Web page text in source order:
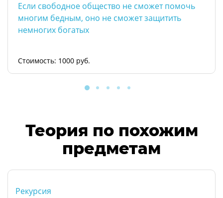
Если свободное общество не сможет помочь
многим бедным, оно не сможет защитить
немногих богатых
Стоимость: 1000 руб.
Теория по похожим
предметам
Рекурсия